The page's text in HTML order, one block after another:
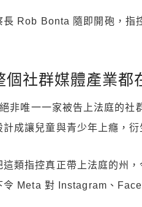
長 Rob Bonta 隨即開砲，指
社群媒體產業都
非唯一一家被告上法庭的
成讓兒童與青少年上癮，衍
類指控真正帶上法庭的州
令 Meta 對 Instagram、